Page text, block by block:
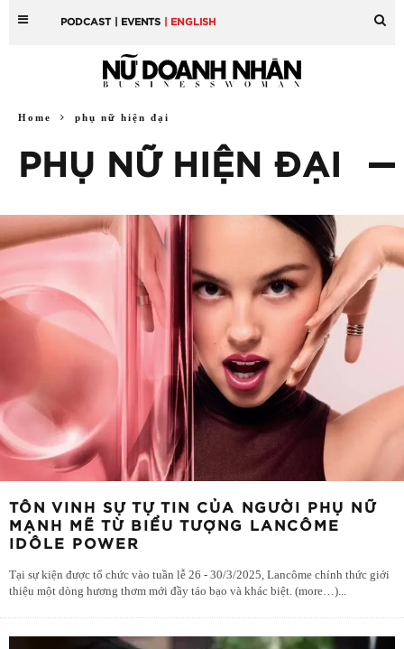
PODCAST | EVENTS | ENGLISH
Home phụ nữ hiện đại
PHỤ NỮ HIỆN ĐẠI
TÔN VINH SỰ TỰ TIN CỦA NGƯỜI PHỤ NỮ
MẠNH MẼ TỪ BIỂU TƯỢNG LANCÔME
IDÔLE POWER
Tại sự kiện được tổ chức vào tuần lễ 26 - 30/3/2025, Lancôme chính thức giới
thiệu một dòng hương thơm mới đầy táo bạo và khác biệt. (more…)...